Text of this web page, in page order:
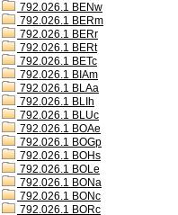
792.026.1 BENw
792.026.1 BERm
792.026.1 BERr
792.026.1 BERt
792.026.1 BETc
792.026.1 BIAm
792.026.1 BLAa
792.026.1 BLIh
792.026.1 BLUc
792.026.1 BOAe
792.026.1 BOGp
792.026.1 BOHs
792.026.1 BOLe
792.026.1 BONa
792.026.1 BONc
792.026.1 BORc